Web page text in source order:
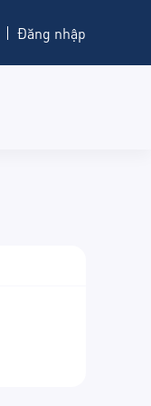
Đăng nhập